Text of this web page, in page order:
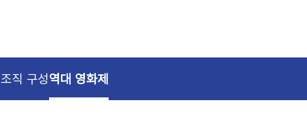
조직 구성역대 영화제